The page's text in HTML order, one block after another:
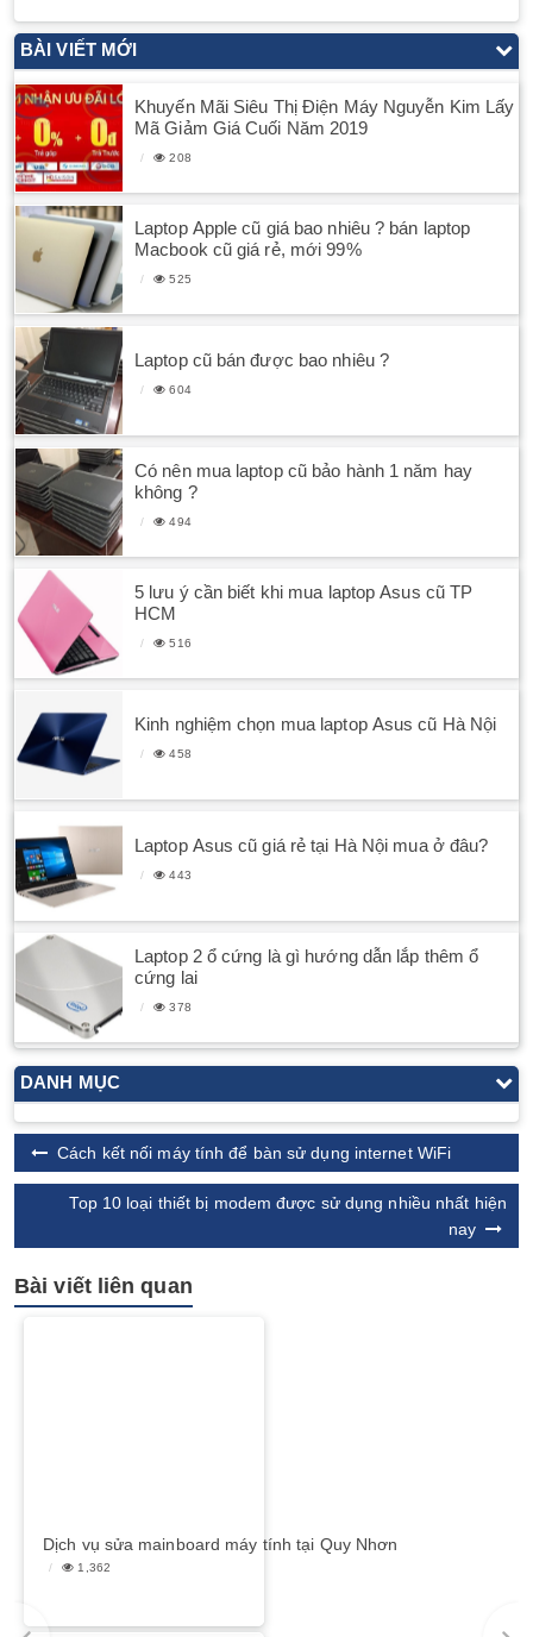
BÀI VIẾT MỚI
Khuyến Mãi Siêu Thị Điện Máy Nguyễn Kim Lấy
Mã Giảm Giá Cuối Năm 2019
208
Laptop Apple cũ giá bao nhiêu ? bán laptop
Macbook cũ giá rẻ, mới 99%
525
Laptop cũ bán được bao nhiêu ?
604
Có nên mua laptop cũ bảo hành 1 năm hay
không ?
494
5 lưu ý cần biết khi mua laptop Asus cũ TP
HCM
516
Kinh nghiệm chọn mua laptop Asus cũ Hà Nội
458
Laptop Asus cũ giá rẻ tại Hà Nội mua ở đâu?
443
Laptop 2 ổ cứng là gì hướng dẫn lắp thêm ổ
cứng lai
378
DANH MỤC
Cách kết nối máy tính để bàn sử dụng internet WiFi
Top 10 loại thiết bị modem được sử dụng nhiều nhất hiện
nay
Bài viết liên quan
Dịch vụ sửa mainboard máy tính tại Quy Nhơn
1,362